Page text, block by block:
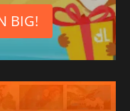
BIG!